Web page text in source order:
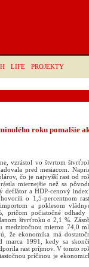
LIFE PROJEKTY
roku pomalšie
vzrástol vo štvrtom
pred mesiacom.
čo je najvyšší rast od
miernejšie než sa
deflátor a HDP-cenový
o 1,5-percentnom
a poklesom
počiatočné odhady
štvrťroku o 2,1 %.
medziročnou mierou 74,0
že ekonomika má
marca 1991, kedy sa
rast príjmov. V tomto
príčinou je